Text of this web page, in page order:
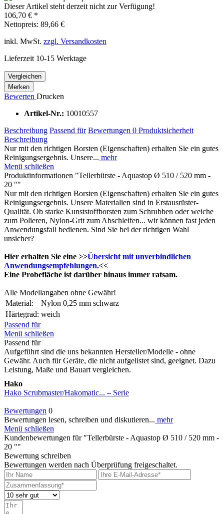
Dieser Artikel steht derzeit nicht zur Verfügung!
106,70 € *
Nettopreis: 89,66 €
inkl. MwSt. zzgl. Versandkosten
Lieferzeit 10-15 Werktage
Vergleichen
Merken
Bewerten Drucken
Artikel-Nr.: 10010557
Beschreibung Passend für Bewertungen 0 Produktsicherheit
Beschreibung
Nur mit den richtigen Borsten (Eigenschaften) erhalten Sie ein gutes
Reinigungsergebnis. Unsere... mehr
Menü schließen
Produktinformationen "Tellerbürste - Aquastop Ø 510 / 520 mm -
20 ""
Nur mit den richtigen Borsten (Eigenschaften) erhalten Sie ein gutes
Reinigungsergebnis. Unsere Materialien sind in Erstausrüster-
Qualität. Ob starke Kunststoffborsten zum Schrubben oder weiche
zum Polieren, Nylon-Grit zum Abschleifen... wir können fast jeden
Anwendungsfall bedienen. Sind Sie bei der richtigen Wahl
unsicher?
Hier erhalten Sie eine >>Übersicht mit unverbindlichen
Anwendungsempfehlungen.<<
Eine Probefläche ist darüber hinaus immer ratsam.
Alle Modellangaben ohne Gewähr!
Material:
Nylon 0,25 mm schwarz
Härtegrad: weich
Passend für
Menü schließen
Passend für
Aufgeführt sind die uns bekannten Hersteller/Modelle - ohne
Gewähr. Auch für Geräte, die nicht aufgelistet sind, geeignet. Dazu
Leistung, Maße und Bauart vergleichen.
Hako
Hako Scrubmaster/Hakomatic... – Serie
Bewertungen 0
Bewertungen lesen, schreiben und diskutieren... mehr
Menü schließen
Kundenbewertungen für "Tellerbürste - Aquastop Ø 510 / 520 mm -
20 ""
Bewertung schreiben
Bewertungen werden nach Überprüfung freigeschaltet.